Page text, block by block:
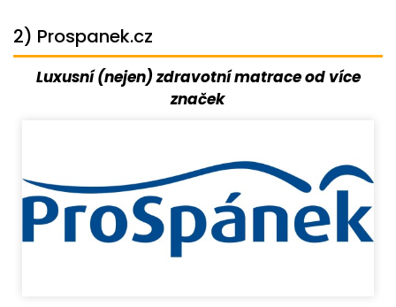
2) Prospanek.cz
Luxusní (nejen) zdravotní matrace od více
značek